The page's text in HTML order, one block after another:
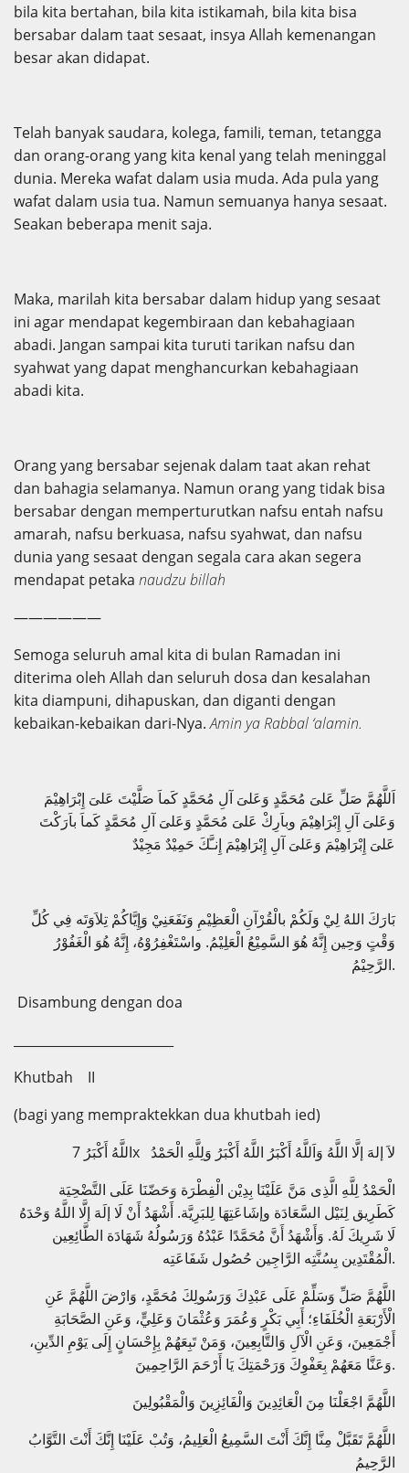
bila kita bertahan, bila kita istikamah, bila kita bisa
bersabar dalam taat sesaat, insya Allah kemenangan
besar akan didapat.
Telah banyak saudara, kolega, famili, teman, tetangga
dan orang-orang yang kita kenal yang telah meninggal
dunia. Mereka wafat dalam usia muda. Ada pula yang
wafat dalam usia tua. Namun semuanya hanya sesaat.
Seakan beberapa menit saja.
Maka, marilah kita bersabar dalam hidup yang sesaat
ini agar mendapat kegembiraan dan kebahagiaan
abadi. Jangan sampai kita turuti tarikan nafsu dan
syahwat yang dapat menghancurkan kebahagiaan
abadi kita.
Orang yang bersabar sejenak dalam taat akan rehat
dan bahagia selamanya. Namun orang yang tidak bisa
bersabar dengan memperturutkan nafsu entah nafsu
amarah, nafsu berkuasa, nafsu syahwat, dan nafsu
dunia yang sesaat dengan segala cara akan segera
mendapat petaka naudzu billah
——————
Semoga seluruh amal kita di bulan Ramadan ini
diterima oleh Allah dan seluruh dosa dan kesalahan
kita diampuni, dihapuskan, dan diganti dengan
kebaikan-kebaikan dari-Nya.Amin ya Rabbal ‘alamin.
اَللَّهُمَّ صَلِّ عَلىَ مُحَمَّدٍ وَعَلىَ آلِ مُحَمَّدٍ كَماَ صَلَّيْتَ عَلىَ إِبْرَاهِيْمَ
وَعَلىَ آلِ إِبْرَاهِيْمَ وباَرِكْ عَلىَ مُحَمَّدٍ وَعَلىَ آلِ مُحَمَّدٍ كَماَ باَرَكْتَ
عَلىَ إِبْرَاهِيْمَ وَعَلىَ آلِ إِبْرَاهِيْمَ إِنـَّكَ حَمِيْدٌ مَجِيْدٌ
بَارَكَ اللهُ لِيْ وَلَكُمْ بالْقُرْآنِ الْعَظِيْمِ وَنَفَعَنِيْ وَإِيَّاكُمْ تِلاَوَتَه فِي كُلِّ
وَقْتٍ وَحِين إِنَّهُ هُوَ السَّمِيْعُ الْعَلِيْمُ. واسْتَغْفِرُوْهُ، إِنَّهُ هُوَ الْغَفُوْرُ
الرَّحِيْمُ.
Disambung dengan doa
Khutbah II
(bagi yang mempraktekkan dua khutbah ied)
اللَّهُ أَكْبَرُ 7x لاَ إلهَ إلَّا اللَّهُ وَاَللَّهُ أَكْبَرُ اللَّهُ أَكْبَرُ وَلِلَّهِ الْحَمْدُ
الْحَمْدُ لِلَّهِ الَّذِى مَنَّ عَلَيْنَا بِدِيْن الْفِطْرَة وَحَضّنَا عَلَى التَّضْحِيَة
كَطَرِيق لِنَيْل السَّعَادَة وإشَاعَتِهَا لِلبَرِيَّة. أَشْهَدُ أَنْ لَا إلَهَ إلَّا اللَّهُ وَحْدَهُ
لَا شَرِيكَ لَهُ. وَأَشْهَدُ أَنَّ مُحَمَّدًا عَبْدُهُ وَرَسُولُهُ شَهَادَة الطَّائِعِين
الْمُقْتَدِين بِسُنَّتِه الرَّاجِين حُصُول شَفَاعَتِه.
اللَّهُمَّ صَلِّ وَسَلِّمْ عَلَى عَبْدِكَ وَرَسُولِكَ مُحَمَّدٍ، وَارْضَ اللَّهُمَّ عَنِ
الْأَرْبَعَةِ الْخُلَفَاءِ؛ أَبِي بَكْرٍ وَعُمَرَ وَعُثْمَانَ وَعَلِيٍّ، وَعَنِ الصَّحَابَةِ
أَجْمَعِينَ، وَعَنِ الْآلِ وَالتَّابِعِينَ، وَمَنْ تَبِعَهُمْ بِإِحْسَانٍ إِلَى يَوْمِ الدِّينِ،
وَعَنَّا مَعَهُمْ بِعَفْوِكَ وَرَحْمَتِكَ يَا أَرْحَمَ الرَّاحِمِينَ.
اللَّهُمَّ اجْعَلْنَا مِنَ الْعَائِدِينَ وَالْفَائِزِينَ وَالْمَقْبُولِينَ
اللَّهُمَّ تَقَبَّلْ مِنَّا إِنَّكَ أَنْتَ السَّمِيعُ الْعَلِيمُ، وَتُبْ عَلَيْنَا إِنَّكَ أَنْتَ التَّوَّابُ
الرَّحِيمُ